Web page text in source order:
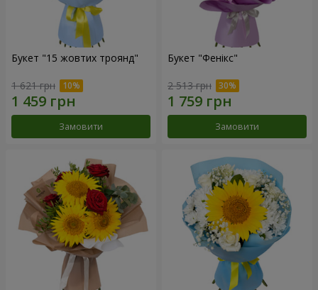
Букет "15 жовтих троянд"
1 621 грн
Замовити
Букет "Фенікс"
2 513 грн
Замовити